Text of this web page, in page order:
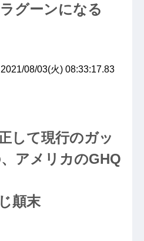
グーンになる
2021/08/03(火) 08:33:17.83
して現行のガッ
アメリカのGHQ
顛末